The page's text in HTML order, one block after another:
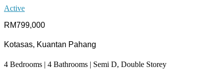
Active
RM799,000
Kotasas, Kuantan Pahang
4 Bedrooms | 4 Bathrooms | Semi D, Double Storey